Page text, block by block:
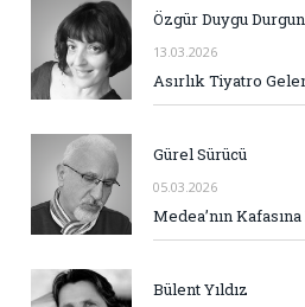
Özgür Duygu Durgun
13.03.2026
Asırlık Tiyatro
Gürel Sürücü
05.03.2026
Medea’nın
Bülent Yıldız